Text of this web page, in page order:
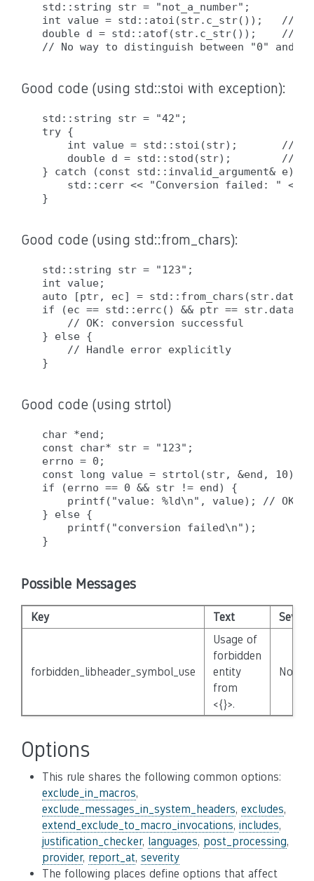
std::string str = "not_a_number";
int value = std::atoi(str.c_str());   //
double d = std::atof(str.c_str());    //
Good code (using std::stoi with exception):
std::string str = "42";
try {
int value = std::stoi(str);       //
double d = std::stod(str);        //
} catch (const std::invalid_argument& e) {
std::cerr << "Conversion failed: " <<
Good code (using std::from_chars):
std::string str = "123";
int value;
auto [ptr, ec] =
if (ec == std::errc() && ptr ==
    // OK: conversion successful
} else {
    // Handle error explicitly
Good code (using strtol)
char *end;
const char* str = "123";
errno = 0;
const long value = strtol(str, &end, 10);
if (errno == 0 && str != end) {
printf("value: %ld\n", value); // OK:
} else {
    printf("conversion failed\n");
Possible Messages
Key Text
forbidden_libheader_symbol_use
Usage of
forbidden
entity
from
<{}>.
None
Options
This rule shares the following common options:
exclude_in_macros,
exclude_messages_in_system_headers, excludes,
extend_exclude_to_macro_invocations, includes,
justification_checker, languages, post_processing,
provider, report_at, severity
The following places define options that affect